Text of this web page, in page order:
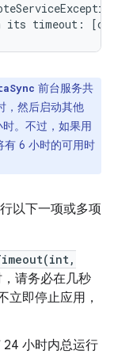
前台服务共
，然后启动其他
。不过，如果用
有 6 小时的可用时
以下一项或多项
请务必在几秒
立即停止应用，
24 小时内总运行